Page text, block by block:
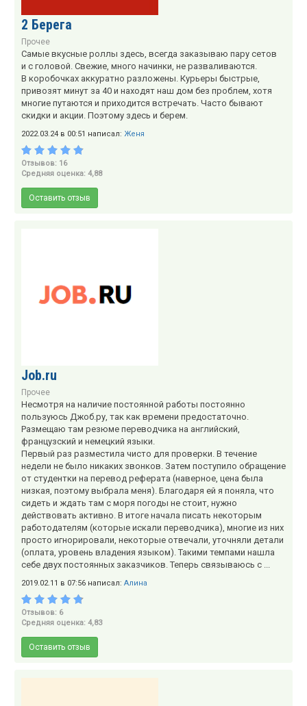
2 Берега
Прочее
Самые вкусные роллы здесь, всегда заказываю пару сетов
и с головой. Свежие, много начинки, не разваливаются.
В коробочках аккуратно разложены. Курьеры быстрые,
привозят минут за 40 и находят наш дом без проблем, хотя
многие путаются и приходится встречать. Часто бывают
скидки и акции. Поэтому здесь и берем.
2022.03.24 в 00:51 написал: Женя
Отзывов: 16
Средняя оценка: 4,88
Оставить отзыв
Job.ru
Прочее
Несмотря на наличие постоянной работы постоянно
пользуюсь Джоб.ру, так как времени предостаточно.
Размещаю там резюме переводчика на английский,
французский и немецкий языки.
Первый раз разместила чисто для проверки. В течение
недели не было никаких звонков. Затем поступило обращение
от студентки на перевод реферата (наверное, цена была
низкая, поэтому выбрала меня). Благодаря ей я поняла, что
сидеть и ждать там с моря погоды не стоит, нужно
действовать активно. В итоге начала писать некоторым
работодателям (которые искали переводчика), многие из них
просто игнорировали, некоторые отвечали, уточняли детали
(оплата, уровень владения языком). Такими темпами нашла
себе двух постоянных заказчиков. Теперь связываюсь с ...
2019.02.11 в 07:56 написал: Алина
Отзывов: 6
Средняя оценка: 4,83
Оставить отзыв